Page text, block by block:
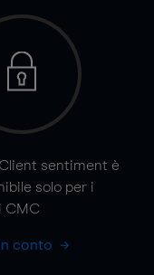
Client sentiment è
solo per i
CMC
conto